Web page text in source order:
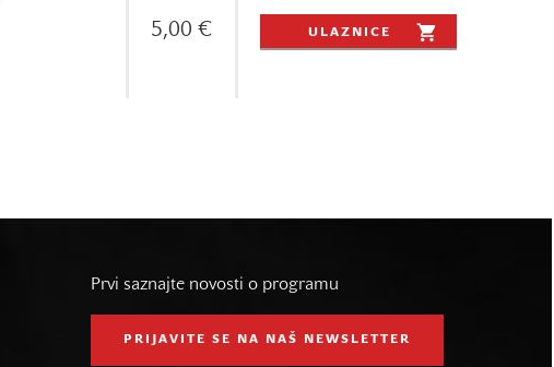
5,00 € ULAZNICE
Prvi saznajte novosti o programu
PRIJAVITE SE NA NAŠ NEWSLETTER